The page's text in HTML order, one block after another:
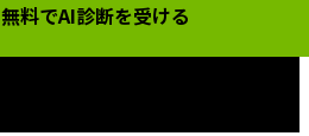
無料でAI診断を受ける